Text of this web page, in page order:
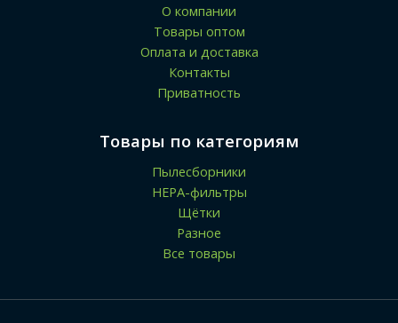
О компании
Товары оптом
Оплата и доставка
Контакты
Приватность
Товары по категориям
Пылесборники
HEPA-фильтры
Щётки
Разное
Все товары